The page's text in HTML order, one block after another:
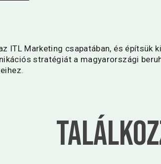
ITL Marketing csapatában, és építsük
stratégiát a magyarországi